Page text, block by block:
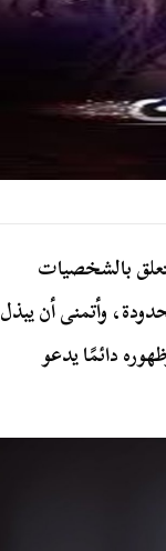
بالشخصيات
وأتمنى أن يبذل
دائمًا يدعو